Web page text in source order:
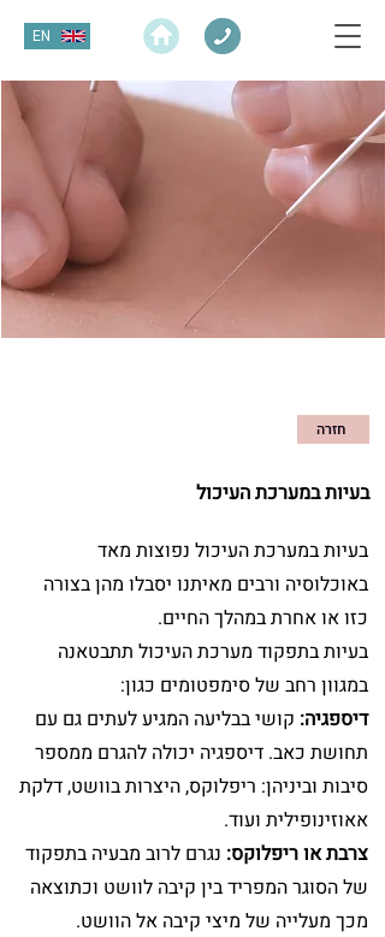
EN
חזרה
בעיות במערכת העיכול
בעיות במערכת העיכול נפוצות מאד
באוכלוסיה ורבים מאיתנו יסבלו מהן בצורה
כזו או אחרת במהלך החיים.
בעיות בתפקוד מערכת העיכול תתבטאנה
במגוון רחב של סימפטומים כגון:
דיספגיה: קושי בבליעה המגיע לעתים גם עם
תחושת כאב. דיספגיה יכולה להגרם ממספר
סיבות וביניהן: ריפלוקס, היצרות בוושט, דלקת
אאוזינופילית ועוד.
צרבת או ריפלוקס: נגרם לרוב מבעיה בתפקוד
של הסוגר המפריד בין קיבה לוושט וכתוצאה
מכך מעלייה של מיצי קיבה אל הוושט.